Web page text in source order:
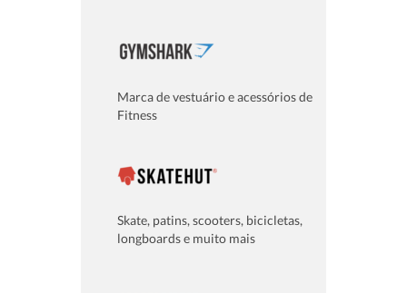
Marca de vestuário e acessórios de
Fitness
Skate, patins, scooters, bicicletas,
longboards e muito mais